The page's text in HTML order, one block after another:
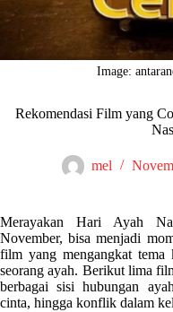
Image:
Rekomendasi Film yang
mel
Merayakan Hari Ayah
November, bisa menjadi
film yang mengangkat tema
seorang ayah. Berikut lima
berbagai sisi hubungan
cinta, hingga konflik dalam